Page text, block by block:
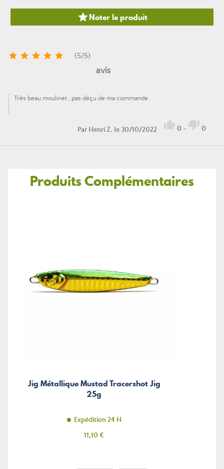
Noter le produit
     (5/5)
avis
Très beau moulinet , pas déçu de ma commande .
Par Henri Z. le 30/10/2022  0 -  0
Produits Complémentaires
Jig Métallique Mustad Tracershot Jig
25g
Expédition 24 H
Prix
11,10 €